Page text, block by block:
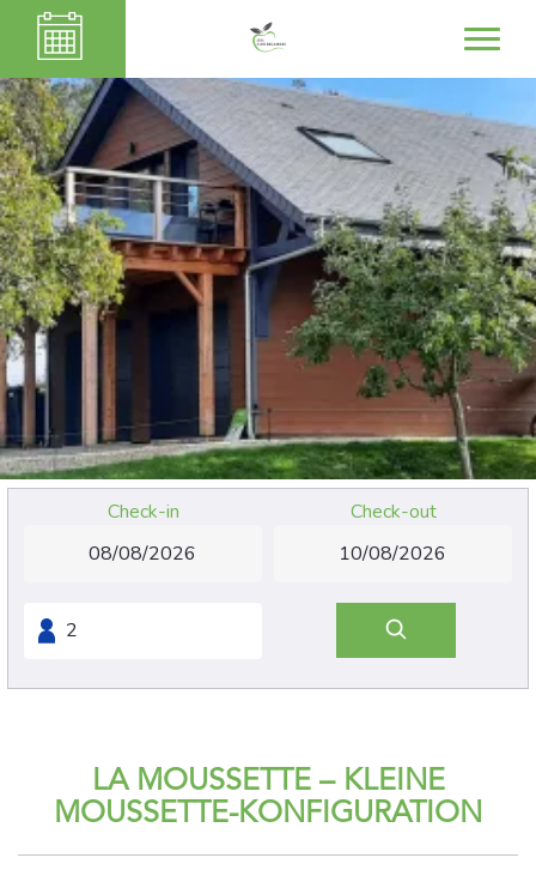
Check-in Check-out
LA MOUSSETTE – KLEINE
MOUSSETTE-KONFIGURATION